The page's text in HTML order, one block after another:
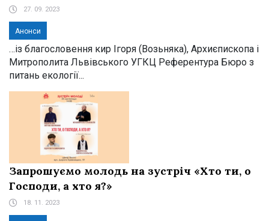
27. 09. 2023
Анонси
…із благословення кир Ігоря (Возьняка), Архиєпископа і
Митрополита Львівського УГКЦ Референтура Бюро з
питань екології...
Запрошуємо молодь на зустріч «Хто ти, о
Господи, а хто я?»
18. 11. 2023